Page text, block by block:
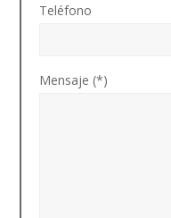
Teléfono
Mensaje (*)